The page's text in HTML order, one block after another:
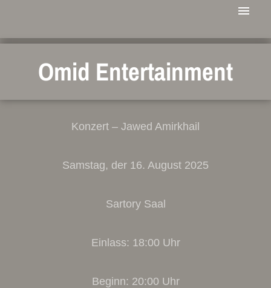
Omid Entertainment
Konzert – Jawed Amirkhail
Samstag, der 16. August 2025
Sartory Saal
Einlass: 18:00 Uhr
Beginn: 20:00 Uhr